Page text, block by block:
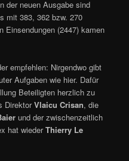
der neuen Ausgabe sind
mit 383, 362 bzw. 270
Einsendungen (2447) kamen
empfehlen: Nirgendwo gibt
Aufgaben wie hier. Dafür
Beteiligten herzlich zu
DirektorVlaicu Crisan, die
und der zwischenzeitlich
hat wiederThierry Le